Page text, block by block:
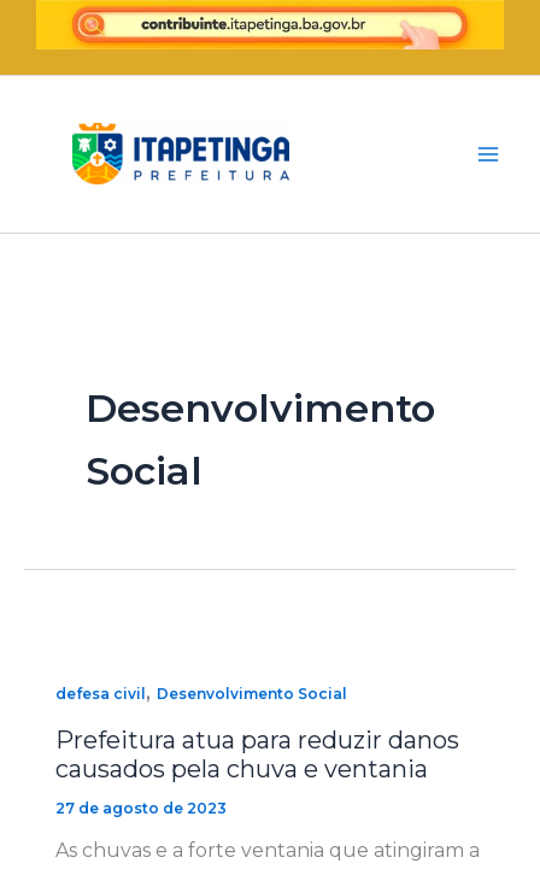
para
o
conteúdo
Desenvolvimento
Social
defesa civil , Desenvolvimento Social
Prefeitura atua para reduzir danos
causados pela chuva e ventania
27 de agosto de 2023
As chuvas e a forte ventania que atingiram a